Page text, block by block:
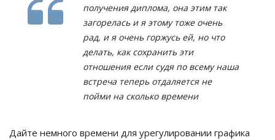
получения диплома, она этим так
загорелась и я этому тоже очень
рад, и я очень горжусь ей, но что
делать, как сохранить эти
отношения если судя по всему наша
встреча теперь отдаляется не
пойми на сколько времени
Дайте немного времени для урегулировании графика